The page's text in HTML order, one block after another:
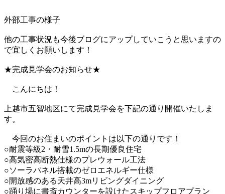
外部工事の様子
他の工事状況も今後ブログにアップしていこうと思いますの
で宜しくお願いします！
★完成見学会のお知らせ★
こんにちは！
上越市五智地区にて完成見学会を下記の通り開催いたしま
す。
今回のお住まいのポイントは以下の通りです！
○耐震等級2・耐雪1.5mの長期優良住宅
○高気密高断熱仕様のプレウォール工法
○ソーラパネル搭載のゼロエネルギー仕様
○開放感のある天井高3mリビングダイニング
○踊り場に書斎カウンターを設けたスキップフロアプラン